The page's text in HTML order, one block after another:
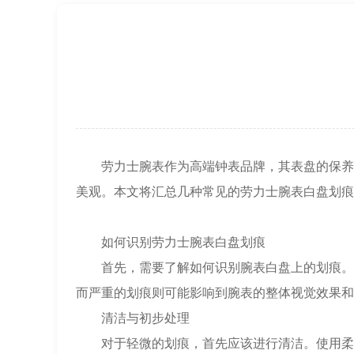
劳力士腕表作为高端钟表品牌，其表盘的保养
美观。本文将汇总几种常见的劳力士腕表白盘划
如何识别劳力士腕表白盘划痕
首先，需要了解如何识别腕表白盘上的划痕。
而严重的划痕则可能影响到腕表的整体视觉效果
清洁与初步处理
对于轻微的划痕，首先应该进行清洁。使用柔